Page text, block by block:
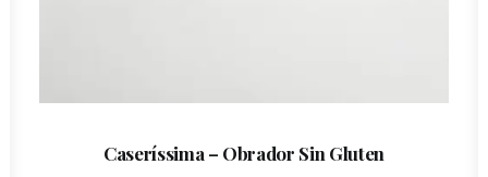
Caseríssima – Obrador Sin Gluten